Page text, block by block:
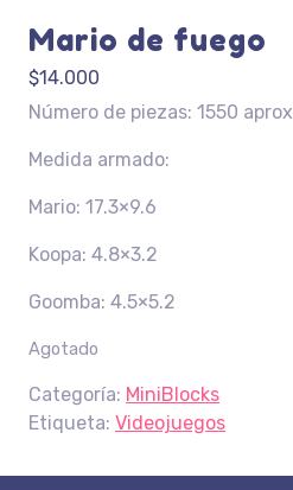
Mario de fuego
$14.000
Número de piezas: 1550 aprox
Medida armado:
Mario: 17.3×9.6
Koopa: 4.8×3.2
Goomba: 4.5×5.2
Agotado
Categoría: MiniBlocks
Etiqueta: Videojuegos